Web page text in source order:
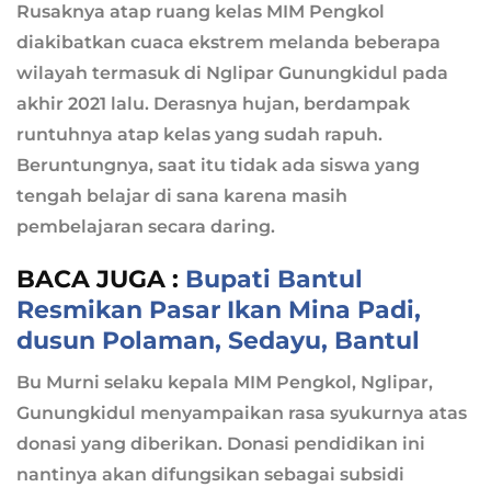
Rusaknya atap ruang kelas MIM Pengkol
diakibatkan cuaca ekstrem melanda beberapa
wilayah termasuk di Nglipar Gunungkidul pada
akhir 2021 lalu. Derasnya hujan, berdampak
runtuhnya atap kelas yang sudah rapuh.
Beruntungnya, saat itu tidak ada siswa yang
tengah belajar di sana karena masih
pembelajaran secara daring.
BACA JUGA : Bupati Bantul
Resmikan Pasar Ikan Mina Padi,
dusun Polaman, Sedayu, Bantul
Bu Murni selaku kepala MIM Pengkol, Nglipar,
Gunungkidul menyampaikan rasa syukurnya atas
donasi yang diberikan. Donasi pendidikan ini
nantinya akan difungsikan sebagai subsidi